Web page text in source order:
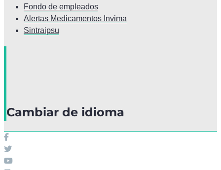
Fondo de empleados
Alertas Medicamentos Invima
Sintraipsu
Cambiar de idioma